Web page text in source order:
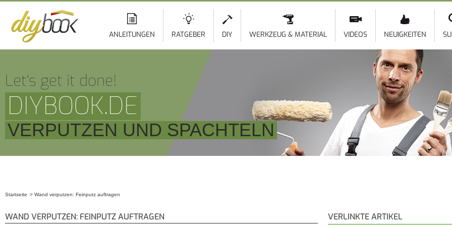
ANLEITUNGEN RATGEBER DIY WERKZEUG & MATERIAL VIDEOS NEUIGKEITEN
Let‘s get it done!
DIYBOOK.DE
VERPUTZEN UND SPACHTELN
Startseite Wand verputzen: Feinputz auftragen
WAND VERPUTZEN: FEINPUTZ AUFTRAGEN VERLINKTE ARTIKEL